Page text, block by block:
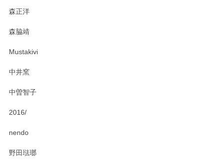
森正洋
森脇靖
Mustakivi
中井窯
中曽智子
2016/
nendo
野田琺瑯